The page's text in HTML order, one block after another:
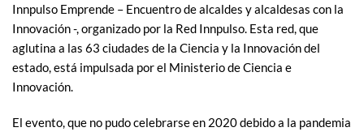
Innpulso Emprende – Encuentro de alcaldes y alcaldesas con la
Innovación -, organizado por la Red Innpulso. Esta red, que
aglutina a las 63 ciudades de la Ciencia y la Innovación del
estado, está impulsada por el Ministerio de Ciencia e
Innovación.
El evento, que no pudo celebrarse en 2020 debido a la pandemia